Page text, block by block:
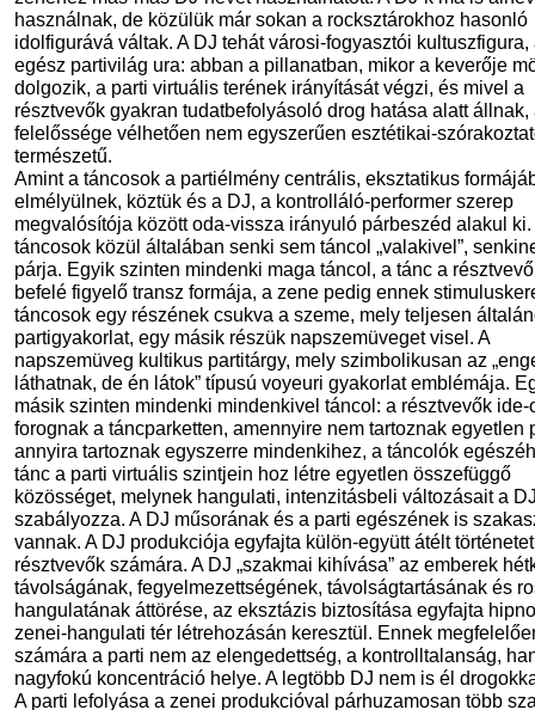
használnak, de közülük már sokan a rocksztárokhoz hasonló
idolfigurává váltak. A DJ tehát városi-fogyasztói kultuszfigura,
egész partivilág ura: abban a pillanatban, mikor a keverője
dolgozik, a parti virtuális terének irányítását végzi, és mivel a
résztvevők gyakran tudatbefolyásoló drog hatása alatt állnak,
felelőssége vélhetően nem egyszerűen esztétikai-
természetű.
Amint a táncosok a partiélmény centrális, eksztatikus
elmélyülnek, köztük és a DJ, a kontrolláló-performer szerep
megvalósítója között oda-vissza irányuló párbeszéd alakul ki.
táncosok közül általában senki sem táncol „valakivel”,
párja. Egyik szinten mindenki maga táncol, a tánc a
befelé figyelő transz formája, a zene pedig ennek
táncosok egy részének csukva a szeme, mely teljesen
partigyakorlat, egy másik részük napszemüveget visel. A
napszemüveg kultikus partitárgy, mely szimbolikusan az
láthatnak, de én látok” típusú voyeuri gyakorlat emblémája.
másik szinten mindenki mindenkivel táncol: a résztvevők ide-
forognak a táncparketten, amennyire nem tartoznak egyetlen
annyira tartoznak egyszerre mindenkihez, a táncolók
tánc a parti virtuális szintjein hoz létre egyetlen összefüggő
közösséget, melynek hangulati, intenzitásbeli változásait a
szabályozza. A DJ műsorának és a parti egészének is
vannak. A DJ produkciója egyfajta külön-együtt átélt
résztvevők számára. A DJ „szakmai kihívása” az emberek
távolságának, fegyelmezettségének, távolságtartásának és
hangulatának áttörése, az eksztázis biztosítása egyfajta
zenei-hangulati tér létrehozásán keresztül. Ennek
számára a parti nem az elengedettség, a kontrolltalanság,
nagyfokú koncentráció helye. A legtöbb DJ nem is él
A parti lefolyása a zenei produkcióval párhuzamosan több